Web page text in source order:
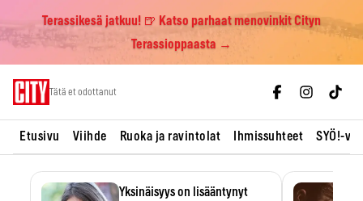
Terassikesä jatkuu! 🍺 Katso parhaat menovinkit Cityn
Terassioppaasta →
Tätä et odottanut
Etusivu Viihde Ruoka ja ravintolat Ihmissuhteet SYÖ!-
Yksinäisyys on lisääntynyt